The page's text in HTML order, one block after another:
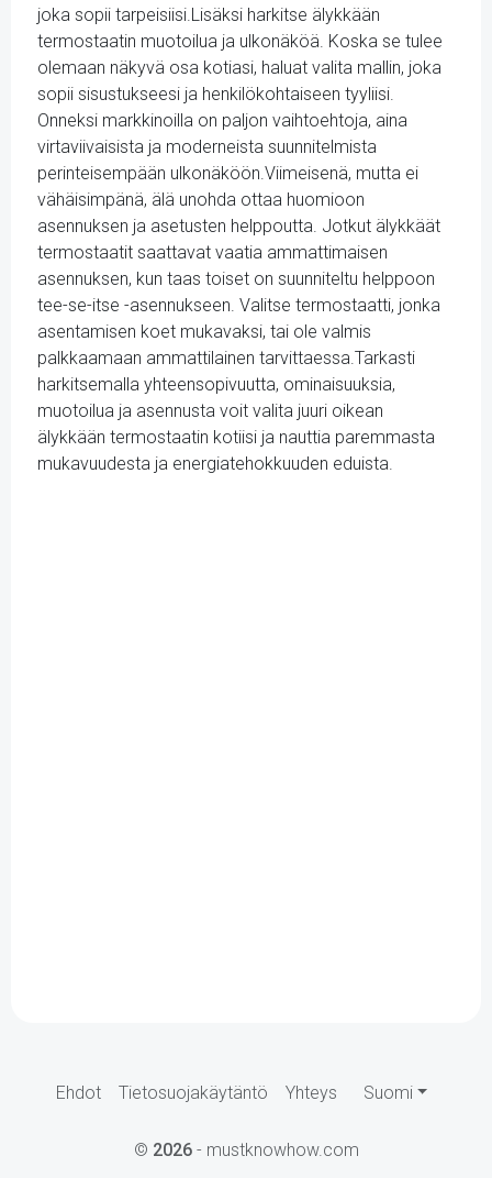
joka sopii tarpeisiisi.Lisäksi harkitse älykkään
termostaatin muotoilua ja ulkonäköä. Koska se tulee
olemaan näkyvä osa kotiasi, haluat valita mallin, joka
sopii sisustukseesi ja henkilökohtaiseen tyyliisi.
Onneksi markkinoilla on paljon vaihtoehtoja, aina
virtaviivaisista ja moderneista suunnitelmista
perinteisempään ulkonäköön.Viimeisenä, mutta ei
vähäisimpänä, älä unohda ottaa huomioon
asennuksen ja asetusten helppoutta. Jotkut älykkäät
termostaatit saattavat vaatia ammattimaisen
asennuksen, kun taas toiset on suunniteltu helppoon
tee-se-itse -asennukseen. Valitse termostaatti, jonka
asentamisen koet mukavaksi, tai ole valmis
palkkaamaan ammattilainen tarvittaessa.Tarkasti
harkitsemalla yhteensopivuutta, ominaisuuksia,
muotoilua ja asennusta voit valita juuri oikean
älykkään termostaatin kotiisi ja nauttia paremmasta
mukavuudesta ja energiatehokkuuden eduista.
Ehdot Tietosuojakäytäntö Yhteys Suomi
© 2026- mustknowhow.com